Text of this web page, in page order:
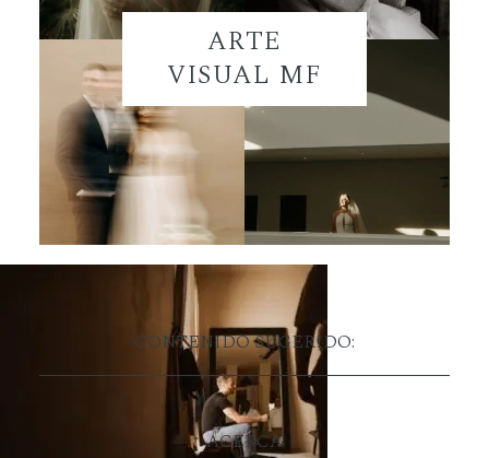
ARTE
VISUAL MF
CONTENIDO SUGERIDO:
ACERCA